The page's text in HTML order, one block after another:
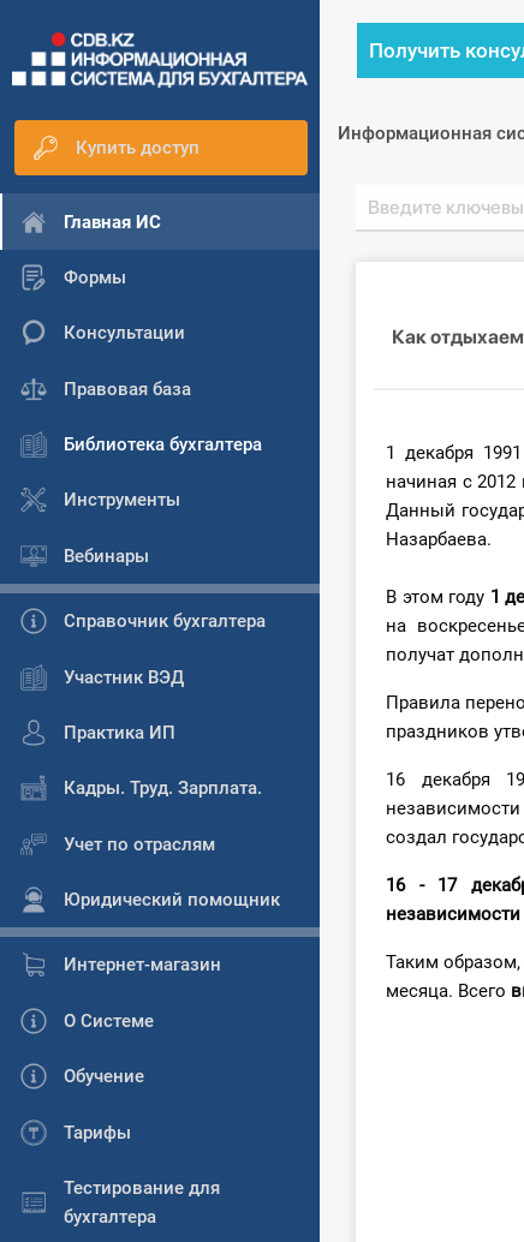
Купить доступ
Главная ИС
Формы
Консультации
Правовая база
Библиотека бухгалтера
Инструменты
Вебинары
Справочник бухгалтера
Участник ВЭД
Практика ИП
Кадры. Труд. Зарплата.
Учет по отраслям
Юридический помощник
Интернет-магазин
О Системе
Обучение
Тарифы
Тестирование для
бухгалтера
Получить
Информационная
Как
1 декабря
начиная с 2012
Данный
Назарбаева.
В этом году 1
на
получат
Правила
праздников
16 декабря
независимости
создал
16 - 17
Таким
месяца. Всего